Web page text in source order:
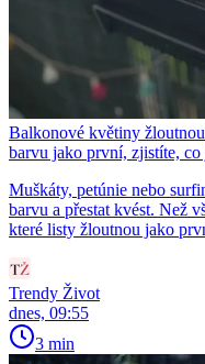
Balkonové květiny
barvu jako první, zjistíte,
Muškáty, petúnie nebo
barvu a přestat kvést. Než
které listy žloutnou jako
Trendy Život
dnes, 09:55
3 min